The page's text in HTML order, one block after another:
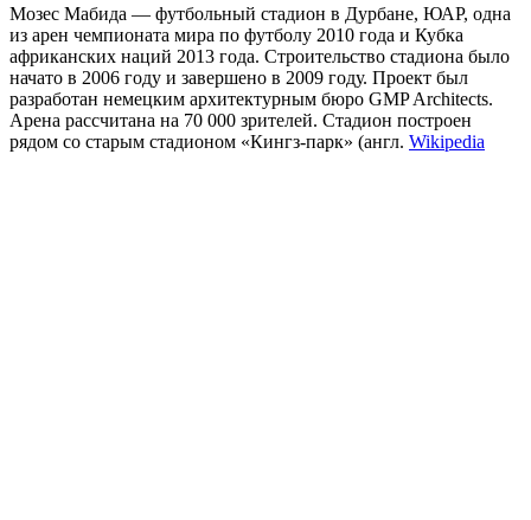
Мозес Мабида — футбольный стадион в Дурбане, ЮАР, одна
из арен чемпионата мира по футболу 2010 года и Кубка
африканских наций 2013 года. Строительство стадиона было
начато в 2006 году и завершено в 2009 году. Проект был
разработан немецким архитектурным бюро GMP Architects.
Арена рассчитана на 70 000 зрителей. Стадион построен
рядом со старым стадионом «Кингз-парк» (англ. Wikipedia